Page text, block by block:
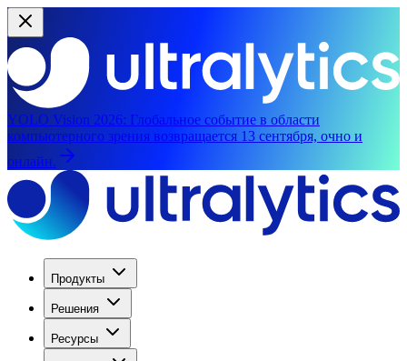
YOLO Vision 2026: Глобальное событие в области
компьютерного зрения возвращается 13 сентября, очно и
онлайн.
Продукты
Решения
Ресурсы